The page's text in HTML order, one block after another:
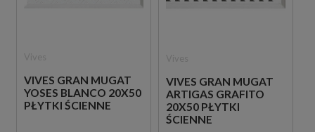
VIVES GRAN MUGAT
YOSES BLANCO 20X50
PŁYTKI ŚCIENNE
VIVES GRAN MUGAT
ARTIGAS GRAFITO
20X50 PŁYTKI
ŚCIENNE